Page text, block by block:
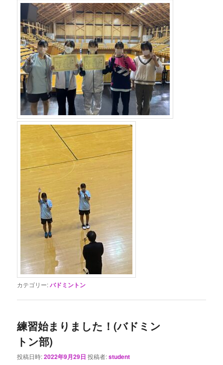
カテゴリー:バドミントン
練習始まりました！(バドミン
トン部)
投稿日時:2022年9月29日 投稿者:student